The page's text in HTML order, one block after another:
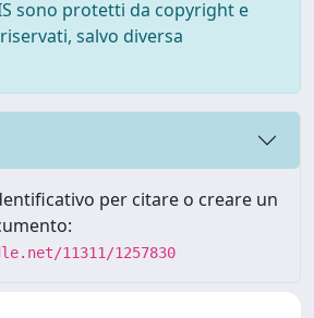
sono protetti da copyright e
salvo diversa
per citare o creare un
11311/1257830